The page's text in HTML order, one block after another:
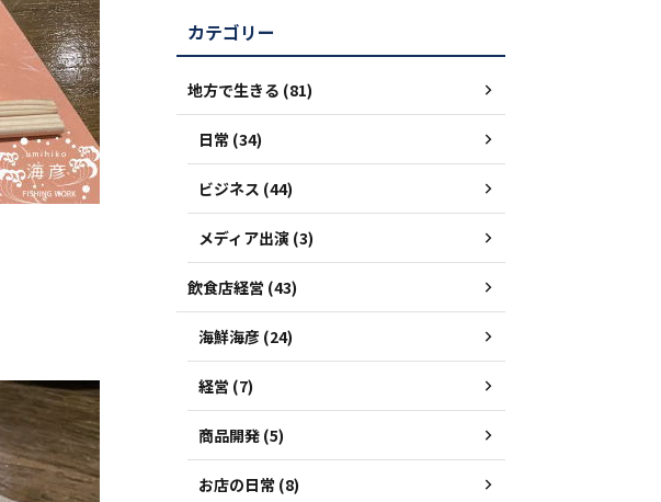
カテゴリー
地方で生きる (81)
日常 (34)
ビジネス (44)
メディア出演 (3)
飲食店経営 (43)
海鮮海彦 (24)
経営 (7)
商品開発 (5)
お店の日常 (8)